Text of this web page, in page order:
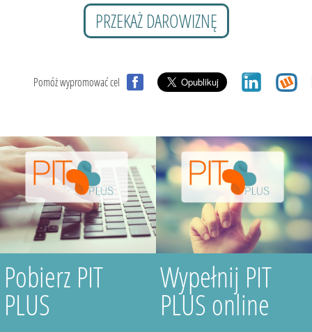
PRZEKAŻ DAROWIZNĘ
Pomóż wypromować cel
Pobierz PIT
PLUS
Wypełnij PIT
PLUS online